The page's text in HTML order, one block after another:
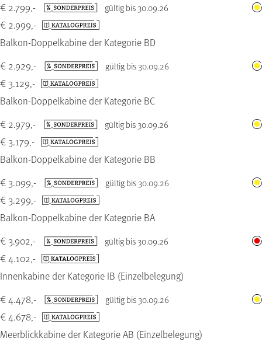
Balkon-Doppelkabine der Kategorie BD
€ 2.799,- gültig bis 30.09.26
€ 2.999,-
Balkon-Doppelkabine der Kategorie BC
€ 2.929,- gültig bis 30.09.26
€ 3.129,-
Balkon-Doppelkabine der Kategorie BB
€ 2.979,- gültig bis 30.09.26
€ 3.179,-
Balkon-Doppelkabine der Kategorie BA
€ 3.099,- gültig bis 30.09.26
€ 3.299,-
Innenkabine der Kategorie IB (Einzelbelegung)
€ 3.902,- gültig bis 30.09.26
€ 4.102,-
Meerblickkabine der Kategorie AB (Einzelbelegung)
€ 4.478,- gültig bis 30.09.26
€ 4.678,-